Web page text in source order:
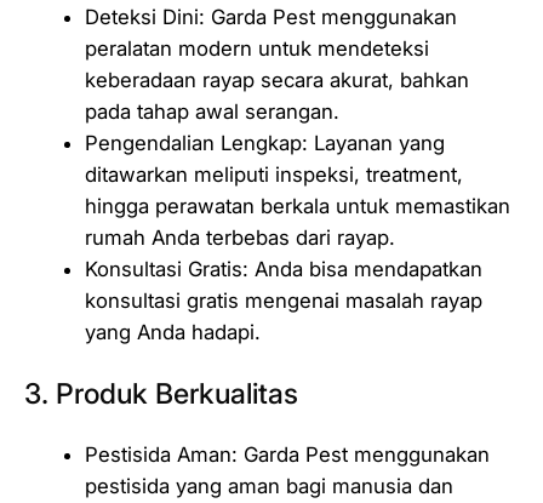
Deteksi Dini: Garda Pest menggunakan
peralatan modern untuk mendeteksi
keberadaan rayap secara akurat, bahkan
pada tahap awal serangan.
Pengendalian Lengkap: Layanan yang
ditawarkan meliputi inspeksi, treatment,
hingga perawatan berkala untuk memastikan
rumah Anda terbebas dari rayap.
Konsultasi Gratis: Anda bisa mendapatkan
konsultasi gratis mengenai masalah rayap
yang Anda hadapi.
3. Produk Berkualitas
Pestisida Aman: Garda Pest menggunakan
pestisida yang aman bagi manusia dan